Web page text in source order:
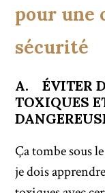
pour une
sécurité
A. ÉVITER
TOXIQUES
Ça tombe sous
je dois